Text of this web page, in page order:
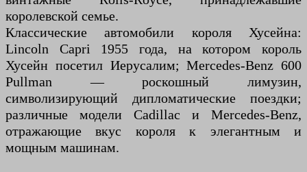
королевской семье.
Классические автомобили короля Хусейна:
Lincoln Capri 1955 года, на котором король
Хусейн посетил Иерусалим; Mercedes-Benz 600
Pullman — роскошный лимузин,
символизирующий дипломатические поездки;
различные модели Cadillac и Mercedes-Benz,
отражающие вкус короля к элегантным и
мощным машинам.